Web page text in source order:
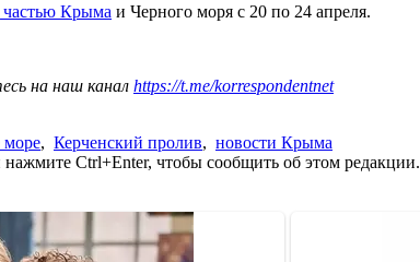
частью Крыма и Черного моря с 20 по 24 апреля.
на наш канал https://t.me/korrespondentnet
море, Керченский пролив, новости Крыма
Ctrl+Enter, чтобы сообщить об этом редакции.